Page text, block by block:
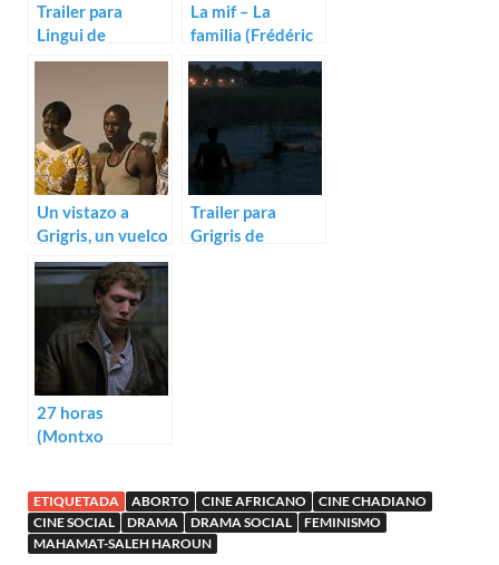
Trailer para
Lingui de
Mahamat-Saleh
La mif – La
familia (Frédéric
Baillif)
Un vistazo a
Grigris, un vuelco
a la vida entre
traficantes
Trailer para
Grigris de
27 horas
(Montxo
ETIQUETADA ABORTO CINE AFRICANO
CINE CHADIANO
CINE SOCIAL
DRAMA DRAMA SOCIAL
FEMINISMO
MAHAMAT-SALEH HAROUN